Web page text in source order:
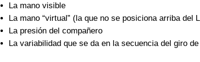
La mano visible
La mano “virtual” (la que no se posiciona arriba del
La presión del compañero
La variabilidad que se da en la secuencia del giro